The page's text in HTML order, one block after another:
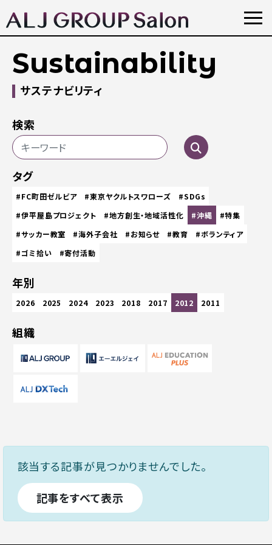
Sustainability
サステナビリティ
検索
タグ
#FC町田ゼルビア #東京ヤクルトスワローズ
#SDGs
#伊平屋島プロジェクト
#地方創生・地域活性化 #沖縄
#特集
#サッカー教室
#海外子会社 #お知らせ #教育
#ボランティア
#ゴミ拾い
#寄付活動
年別
2026 2025 2024 2023 2018 2017 2012 2011
組織
該当する記事が見つかりませんでした。
記事をすべて表示